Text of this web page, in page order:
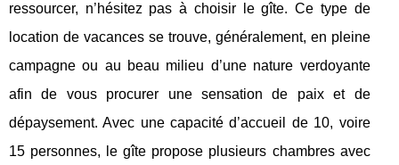
ressourcer, n’hésitez pas à choisir le gîte. Ce type de
location de vacances se trouve, généralement, en pleine
campagne ou au beau milieu d’une nature verdoyante
afin de vous procurer une sensation de paix et de
dépaysement. Avec une capacité d’accueil de 10, voire
15 personnes, le gîte propose plusieurs chambres avec